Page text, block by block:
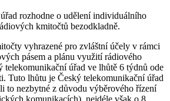
rozhodne o udělení individuálního
kmitočtů bezodkladně.
vyhrazené pro zvláštní účely v rámci
pásem a plánu využití rádiového
telekomunikační úřad ve lhůtě 6 týdnů ode
Tuto lhůtu je Český telekomunikační úřad
to nezbytné z důvodu výběrového řízení